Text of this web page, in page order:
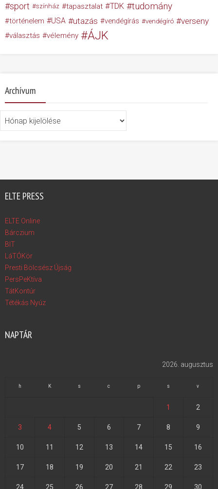
sport színház tapasztalat TDK tudomány
történelem USA utazás vendégírás vendégíró verseny
választás vélemény ÁJK
Archívum
ELTE PRESS
ELTE Online
Bárczium
BIT
LáTÓKör
Presti Bölcsész Újság
PersPeKtíva
TátKontúr
Tétékás Nyúz
NAPTÁR
2026. augusztus
h K s c p s v
1 2
3 4 5 6 7 8 9
10 11 12 13 14 15 16
17 18 19 20 21 22 23
24 25 26 27 28 29 30